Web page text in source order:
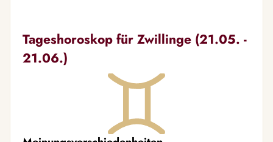
Tageshoroskop für Zwillinge (21.05. -
21.06.)